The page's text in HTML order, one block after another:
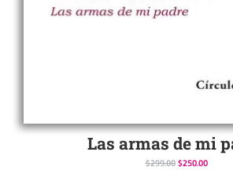
Las armas de mi
$299.00 $250.00